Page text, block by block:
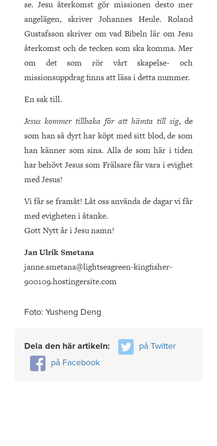
se. Jesu återkomst gör missionen desto mer
angelägen, skriver Johannes Heule. Roland
Gustafsson skriver om vad Bibeln lär om Jesu
återkomst och de tecken som ska komma. Mer
om det som rör vårt skapelse- och
missionsuppdrag finns att läsa i detta nummer.
En sak till.
Jesus kommer tillbaka för att hämta till sig, de
som han så dyrt har köpt med sitt blod, de som
han känner som sina. Alla de som här i tiden
har behövt Jesus som Frälsare får vara i evighet
med Jesus!
Vi får se framåt! Låt oss använda de dagar vi får
med evigheten i åtanke.
Gott Nytt år i Jesu namn!
Jan Ulrik Smetana
janne.smetana@lightseagreen-kingfisher-
900109.hostingersite.com
Foto: Yusheng Deng
Dela den här artikeln:
på Twitter
på Facebook